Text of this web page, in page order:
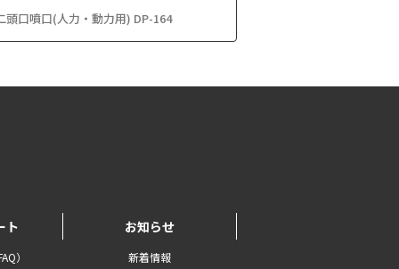
頭口噴口(人力・動力用) DP-164
ト
）
お知らせ
新着情報